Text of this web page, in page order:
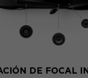
DE FOCAL